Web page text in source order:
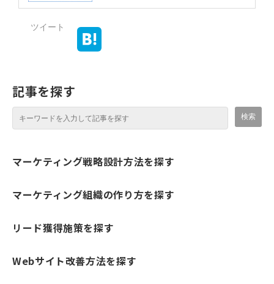
ツイート
記事を探す
マーケティング戦略設計方法を探す
マーケティング組織の作り方を探す
リード獲得施策を探す
Webサイト改善方法を探す